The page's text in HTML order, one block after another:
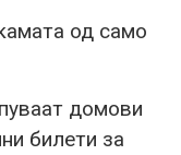
од само
домови
билети за